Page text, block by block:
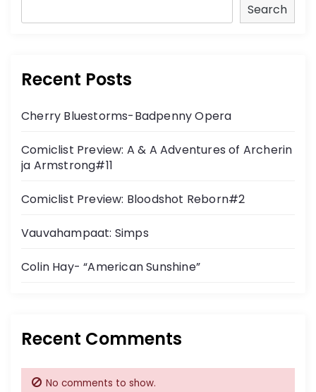
Search
Recent Posts
Cherry Bluestorms-Badpenny Opera
Comiclist Preview: A & A Adventures of Archerin
ja Armstrong#11
Comiclist Preview: Bloodshot Reborn#2
Vauvahampaat: Simps
Colin Hay- “American Sunshine”
Recent Comments
No comments to show.